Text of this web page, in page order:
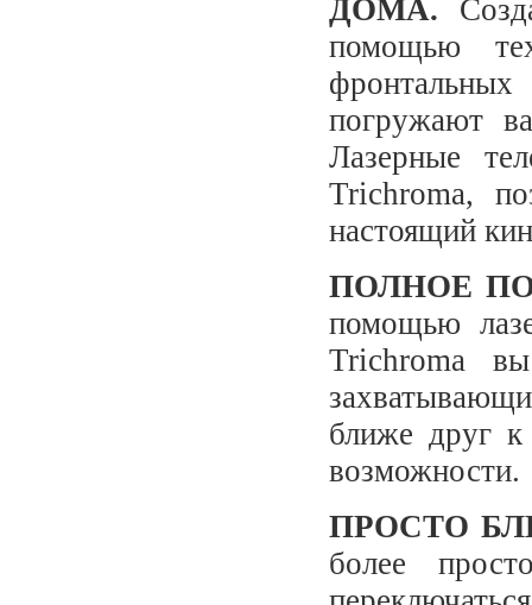
ДОМА.
помощью
погружают
Лазерные
Trichroma,
настоящий
ПОЛНОЕ
помощью
Trichroma
ближе друг к
возможности.
ПРОСТО
более